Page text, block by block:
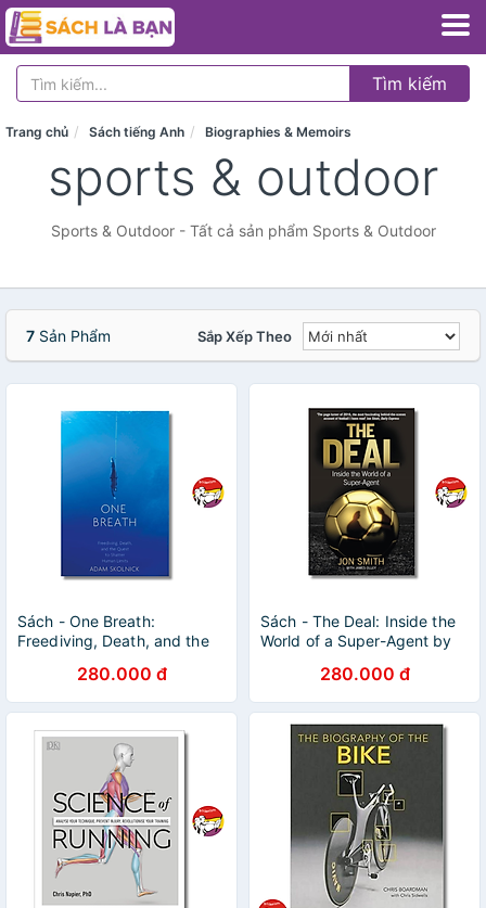
Tìm kiếm
Trang chủ Sách tiếng Anh Biographies & Memoirs
sports & outdoor
Sports & Outdoor - Tất cả sản phẩm Sports & Outdoor
7 Sản Phẩm Sắp Xếp Theo
Sách - One Breath:
Freediving, Death, and the
Limits by Adam Skolnick
280.000 đ
Sách - The Deal: Inside the
World of a Super-Agent by
280.000 đ